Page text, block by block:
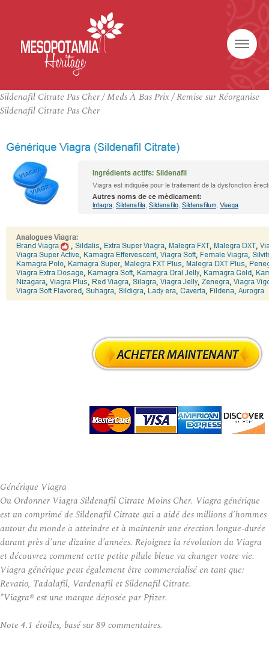
Sildenafil Citrate Pas Cher / Meds À Bas Prix / Remise sur Réorganise
Sildenafil Citrate Pas Cher
Générique Viagra
Ou Ordonner Viagra Sildenafil Citrate Moins Cher. Viagra générique
est un comprimé de Sildenafil Citrate qui a aidé des millions d’hommes
autour du monde à atteindre et à maintenir une érection longue-durée
durant près d’une dizaine d’années. Rejoignez la révolution du Viagra
et découvrez comment cette petite pilule bleue va changer votre vie.
Viagra générique peut également être commercialisé en tant que:
Revatio, Tadalafil, Vardenafil et Sildenafil Citrate.
*Viagra® est une marque déposée par Pfizer.
Note 4.1 étoiles, basé sur89 commentaires.